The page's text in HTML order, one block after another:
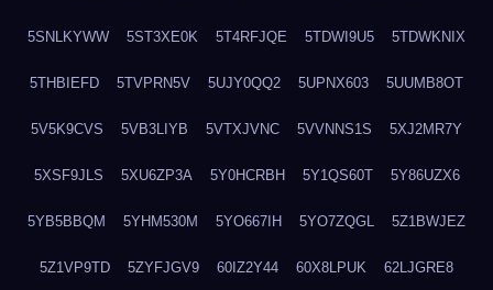
5SNLKYWW 5ST3XE0K 5T4RFJQE 5TDWI9U5 5TDWKNIX
5THBIEFD 5TVPRN5V 5UJY0QQ2 5UPNX603 5UUMB8OT
5V5K9CVS 5VB3LIYB 5VTXJVNC 5VVNNS1S 5XJ2MR7Y
5XSF9JLS 5XU6ZP3A 5Y0HCRBH 5Y1QS60T 5Y86UZX6
5YB5BBQM 5YHM530M 5YO667IH 5YO7ZQGL 5Z1BWJEZ
5Z1VP9TD 5ZYFJGV9 60IZ2Y44 60X8LPUK 62LJGRE8